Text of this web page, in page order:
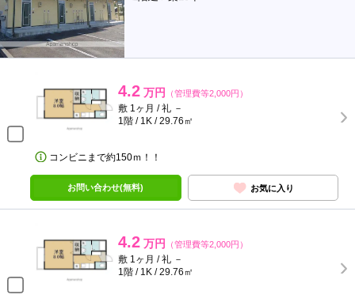
4.2 万円 （管理費等2,000円）
敷 1ヶ月 / 礼 －
1階 / 1K / 29.76㎡
コンビニまで約150ｍ！！
お問い合わせ(無料) お気に入り
4.2 万円 （管理費等2,000円）
敷 1ヶ月 / 礼 －
1階 / 1K / 29.76㎡